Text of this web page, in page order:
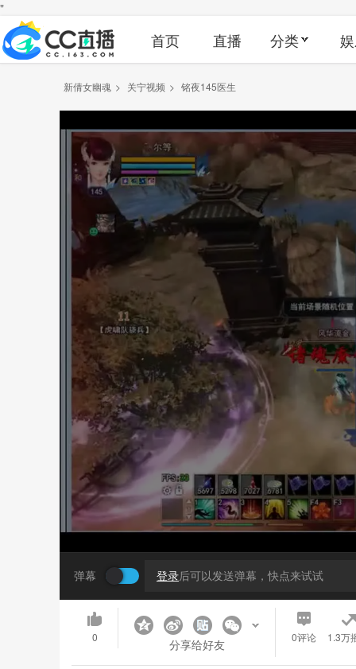
"
首页 直播 分类
新倩女幽魂 > 关宁视频 > 铭夜145医生
弹幕 登录后可以发送弹幕，快点来试试
0 分享给好友 0评论 1.3万